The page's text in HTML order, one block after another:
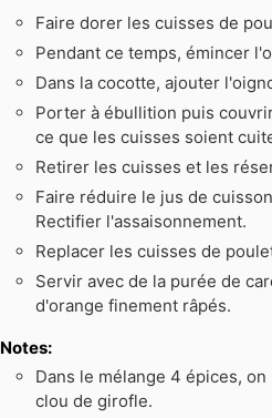
Faire dorer les cuisses de
Pendant ce temps, émincer
Dans la cocotte, ajouter
Porter à ébullition puis
ce que les cuisses soient
Retirer les cuisses et les
Faire réduire le jus de
Rectifier l'assaisonnement.
Replacer les cuisses de
Servir avec de la purée de
d'orange finement râpés.
Notes:
Dans le mélange 4 épices,
clou de girofle.